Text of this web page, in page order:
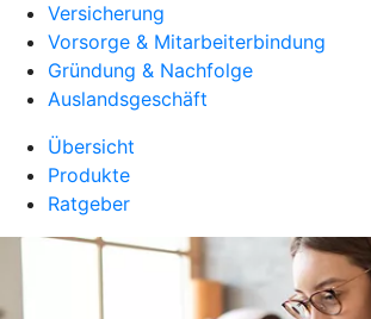
Versicherung
Vorsorge & Mitarbeiterbindung
Gründung & Nachfolge
Auslandsgeschäft
Übersicht
Produkte
Ratgeber